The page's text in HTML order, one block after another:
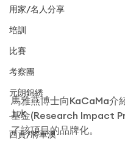
用家/名人分享
培訓
比賽
考察團
元朗錦綉
上水
西貢/將軍澳
馬雅燕博士向KaCaMa介
基金(Research Impact
了該項目的品牌化。